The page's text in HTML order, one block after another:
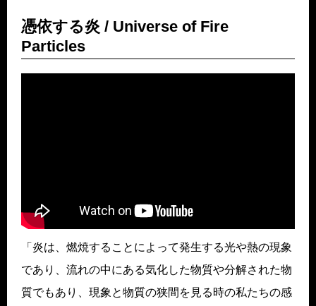
憑依する炎 / Universe of Fire
Particles
「炎は、燃焼することによって発生する光や熱の現象
であり、流れの中にある気化した物質や分解された物
質でもあり、現象と物質の狭間を見る時の私たちの感